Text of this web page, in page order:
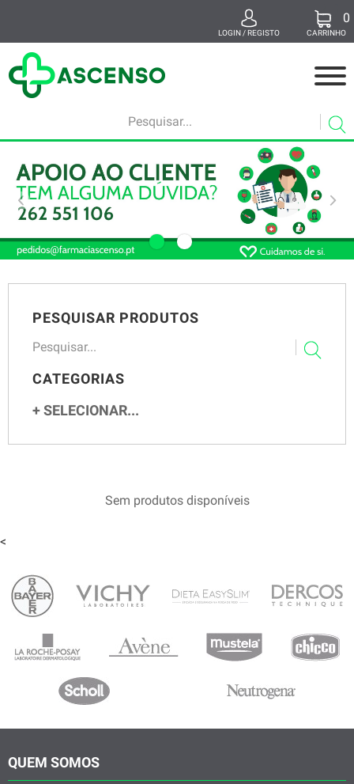
LOGIN / REGISTO CARRINHO
0
PESQUISAR PRODUTOS
CATEGORIAS
SELECIONAR...
Sem produtos disponíveis
<
QUEM SOMOS
MEDICAMENTOS
BELEZA
SAÚDE E BEM-ESTAR
VETERINÁRIA